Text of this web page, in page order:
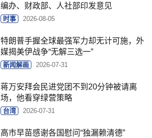
编办、财政部、人社部印发意见
时事 2026-08-05
特朗普手握全球最强军力却无计可施，外
媒揭美伊战争“无解三选一”
新闻解画 2026-07-31
蒋万安拜会民进党团不到20分钟被请离
场，他看穿绿营策略
台湾 2026-07-31
高市早苗感谢各国慰问“独漏赖清德”